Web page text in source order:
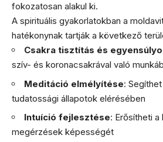
fokozatosan alakul ki.
A spirituális gyakorlatokban a
hatékonynak tartják a következő
Csakra tisztítás és
szív- és koronacsakrával való
Meditáció elmélyítése:
tudatossági állapotok elérésében
Intuíció fejlesztése: Erősítheti
megérzések képességét